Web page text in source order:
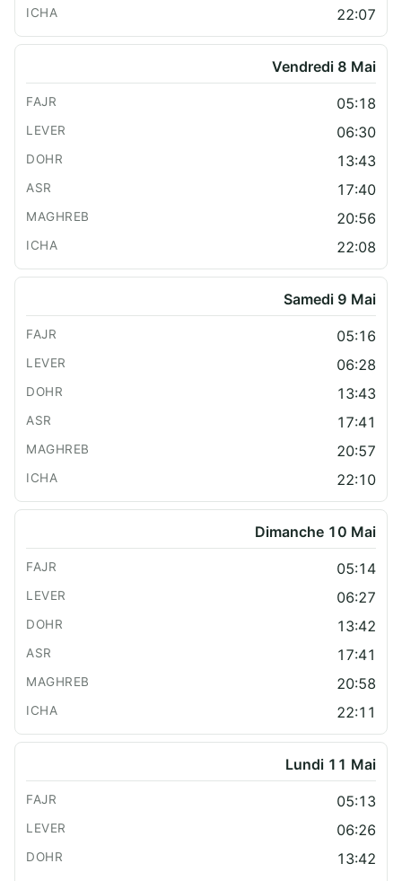
22:07
Vendredi 8 Mai
05:18
06:30
13:43
17:40
20:56
22:08
Samedi 9 Mai
05:16
06:28
13:43
17:41
20:57
22:10
Dimanche 10 Mai
05:14
06:27
13:42
17:41
20:58
22:11
Lundi 11 Mai
05:13
06:26
13:42